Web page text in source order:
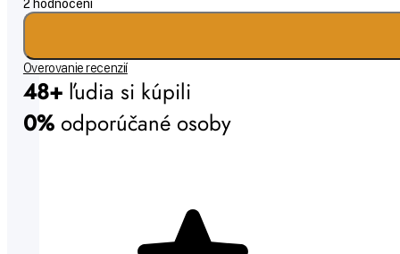
2 hodnocení
Overovanie recenzií
48+ ľudia si kúpili
0% odporúčané osoby